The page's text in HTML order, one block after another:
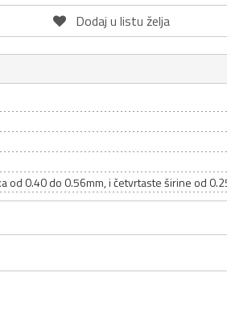
Dodaj u listu želja
od 0.40 do 0.56mm, i četvrtaste širine od